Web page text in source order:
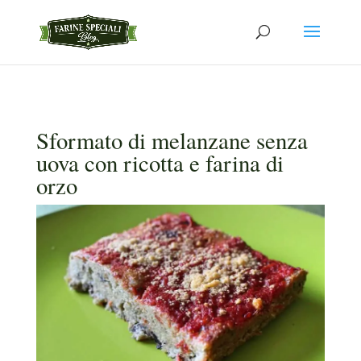
Sformato di melanzane senza
uova con ricotta e farina di
orzo